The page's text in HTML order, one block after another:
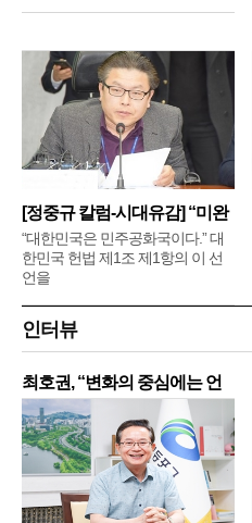
[정중규 칼럼-시대유감] “미완
“대한민국은 민주공화국이다.” 대
한민국 헌법 제1조 제1항의 이 선
언을
인터뷰
최호권, “변화의 중심에는 언
제